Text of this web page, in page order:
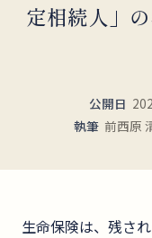
定相続人」
公開日
執筆 前西原
生命保険は、残さ